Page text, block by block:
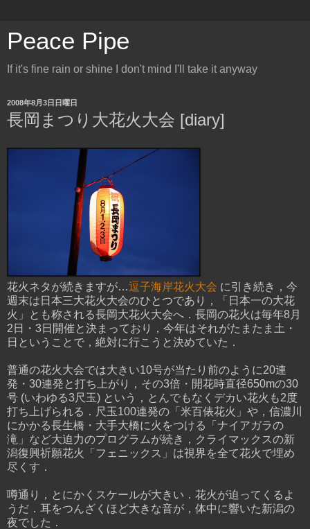
Peace Pipe
If it's fine rain or shine I don't mind I'll take it anyway
2008年8月3日日曜日
長岡まつり大花火大会 [diary]
花火ネタが続きますが…逗子海岸花火大会 に引き続き，今
週末は日本三大花火大会のひとつであり，「日本一の大花
火」とも称される長岡大花火大会へ．長岡の花火は毎年8月
2日・3日開催と決まっており，今年はそれがたまたま土・
日ということで，絶対に行こうと決めていた．
普通の花火大会では大きい10号が当たり前のように20連
発・30連発と打ち上がり，その3倍・開花時直径650mの30
号 (いわゆる3尺玉) という，とんでもなくデカい花火も2度
打ち上げられる．尺玉100連発の「米百俵花火」や，信濃川
にかかる長生橋・大手大橋に火をつける「ナイアガラの
滝」など大迫力のプログラムが続き，クライマックスの新
潟復興祈願花火「フェニックス」は視界を全て花火で埋め
尽くす．
噂通り，とにかくスケールが大きい．花火が迫ってくるよ
うだ．耳をつんざくほど大きな音が，体中に響いた新潟の
夜でした．